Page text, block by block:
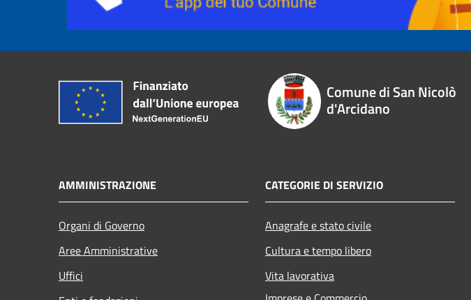
Comune di San Nicolò
d'Arcidano
AMMINISTRAZIONE
Organi di Governo
Aree Amministrative
Uffici
CATEGORIE DI SERVIZIO
Anagrafe e stato civile
Cultura e tempo libero
Vita lavorativa